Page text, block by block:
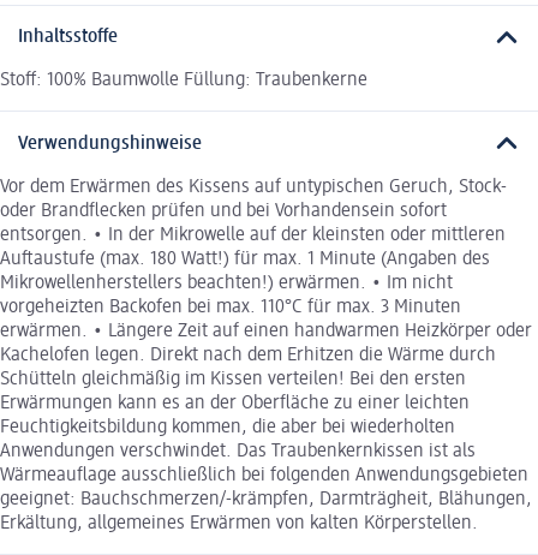
Inhaltsstoffe
Stoff: 100% Baumwolle Füllung: Traubenkerne
Verwendungshinweise
Vor dem Erwärmen des Kissens auf untypischen Geruch, Stock-
oder Brandflecken prüfen und bei Vorhandensein sofort
entsorgen. • In der Mikrowelle auf der kleinsten oder mittleren
Auftaustufe (max. 180 Watt!) für max. 1 Minute (Angaben des
Mikrowellenherstellers beachten!) erwärmen. • Im nicht
vorgeheizten Backofen bei max. 110°C für max. 3 Minuten
erwärmen. • Längere Zeit auf einen handwarmen Heizkörper oder
Kachelofen legen. Direkt nach dem Erhitzen die Wärme durch
Schütteln gleichmäßig im Kissen verteilen! Bei den ersten
Erwärmungen kann es an der Oberfläche zu einer leichten
Feuchtigkeitsbildung kommen, die aber bei wiederholten
Anwendungen verschwindet. Das Traubenkernkissen ist als
Wärmeauflage ausschließlich bei folgenden Anwendungsgebieten
geeignet: Bauchschmerzen/-krämpfen, Darmträgheit, Blähungen,
Erkältung, allgemeines Erwärmen von kalten Körperstellen.